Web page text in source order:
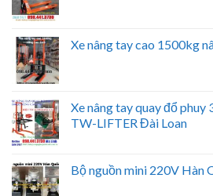
Xe nâng tay cao 1500kg
Xe nâng tay quay đổ phuy
TW-LIFTER Đài Loan
Bộ nguồn mini 220V Hàn